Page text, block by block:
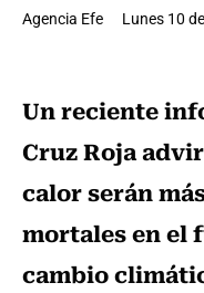
Agencia Efe Lunes 10
Un reciente
Cruz Roja
calor serán
mortales en el
cambio